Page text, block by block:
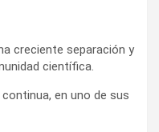
creciente separación y
científica.
en uno de sus